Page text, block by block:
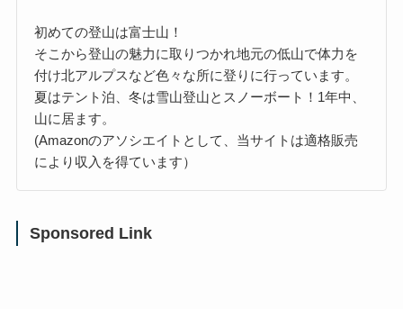
初めての登山は富士山！
そこから登山の魅力に取りつかれ地元の低山で体力を
付け北アルプスなど色々な所に登りに行っています。
夏はテント泊、冬は雪山登山とスノーボート！1年中、
山に居ます。
(Amazonのアソシエイトとして、当サイトは適格販売
により収入を得ています）
Sponsored Link